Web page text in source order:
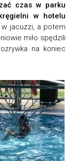
czas w parku
w hotelu
w jacuzzi, a potem
miło spędzili
na koniec